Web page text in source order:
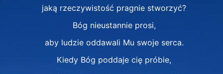
jaką rzeczywistość pragnie stworzyć?
Bóg nieustannie prosi,
aby ludzie oddawali Mu swoje serca.
Kiedy Bóg poddaje cię próbie,